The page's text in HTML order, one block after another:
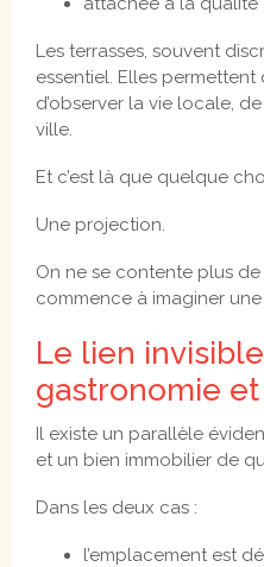
Les terrasses, souvent
essentiel. Elles
d’observer la vie locale,
ville.
Et c’est là que quelque
Une projection.
On ne se contente plus de
commence à imaginer une
Le lien
gastronomie
Il existe un parallèle
et un bien immobilier de
Dans les deux cas :
l’emplacement est